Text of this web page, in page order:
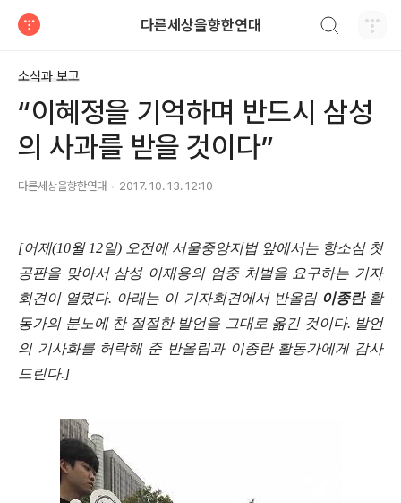
다른세상을향한연대
소식과 보고
“이혜정을 기억하며 반드시 삼성
의 사과를 받을 것이다”
다른세상을향한연대 2017. 10. 13. 12:10
[어제(10월 12일) 오전에 서울중앙지법 앞에서는 항소심 첫
공판을 맞아서 삼성 이재용의 엄중 처벌을 요구하는 기자
회견이 열렸다. 아래는 이 기자회견에서 반올림 이종란 활
동가의 분노에 찬 절절한 발언을 그대로 옮긴 것이다. 발언
의 기사화를 허락해 준 반올림과 이종란 활동가에게 감사
드린다.]